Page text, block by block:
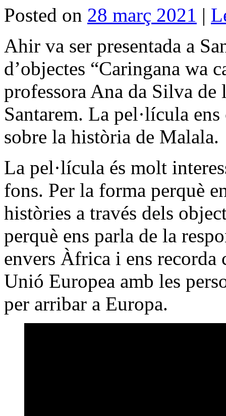
Posted on 28 març 2021 |
Ahir va ser presentada a
d’objectes “Caringana wa
professora Ana da Silva de
Santarem. La pel·lícula
sobre la història de Malala.
La pel·lícula és molt
fons. Per la forma perquè
històries a través dels
perquè ens parla de la
envers Àfrica i ens recorda
Unió Europea amb les
per arribar a Europa.